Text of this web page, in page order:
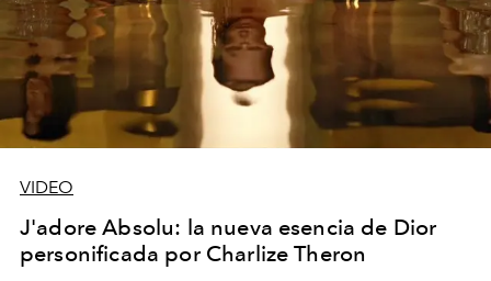
VIDEO
J'adore Absolu: la nueva esencia de Dior
personificada por Charlize Theron